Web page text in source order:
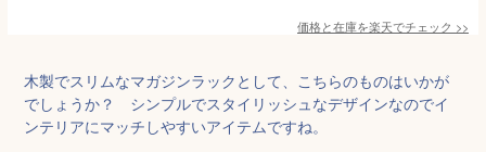
価格と在庫を楽天でチェック >>
木製でスリムなマガジンラックとして、こちらのものはいかが
でしょうか？ シンプルでスタイリッシュなデザインなのでイ
ンテリアにマッチしやすいアイテムですね。